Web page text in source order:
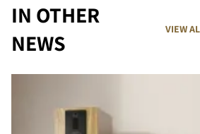
IN OTHER
NEWS
VIEW